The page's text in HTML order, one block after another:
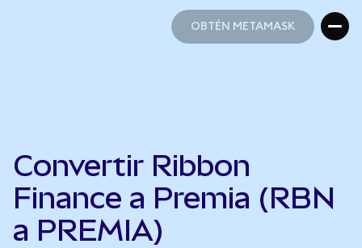
OBTÉN METAMASK
Convertir Ribbon
Finance a Premia (RBN
a PREMIA)